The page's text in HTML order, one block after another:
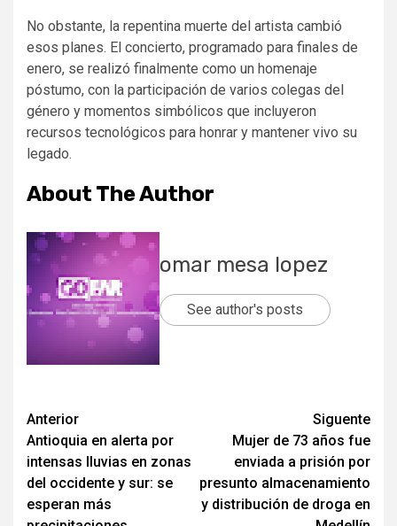
No obstante, la repentina muerte del artista cambió
esos planes. El concierto, programado para finales de
enero, se realizó finalmente como un homenaje
póstumo, con la participación de varios colegas del
género y momentos simbólicos que incluyeron
recursos tecnológicos para honrar y mantener vivo su
legado.
About The Author
omar mesa lopez
See author's posts
Post
navigation
Anterior
Antioquia en alerta por
intensas lluvias en zonas
del occidente y sur: se
esperan más
Siguente
Mujer de 73 años fue
enviada a prisión por
presunto almacenamiento
y distribución de droga en